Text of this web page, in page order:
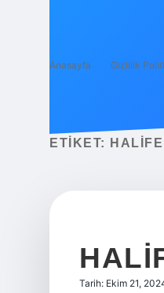
Anasayfa Gizlilik
ETIKET:
Tarih: Ekim 21,